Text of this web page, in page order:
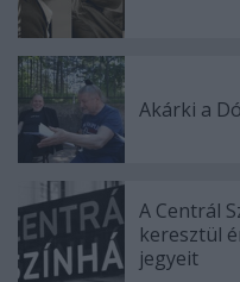
Akárki a
A Centrál
keresztül
jegyeit